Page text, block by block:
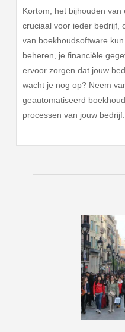
Kortom, het bijhouden
cruciaal voor ieder bedrijf,
van boekhoudsoftware
beheren, je financiële
ervoor zorgen dat jouw
wacht je nog op? Neem
geautomatiseerd
processen van jouw bedrijf.